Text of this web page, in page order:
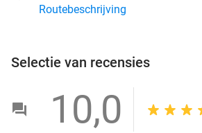
Routebeschrijving
Selectie van recensies
10,0